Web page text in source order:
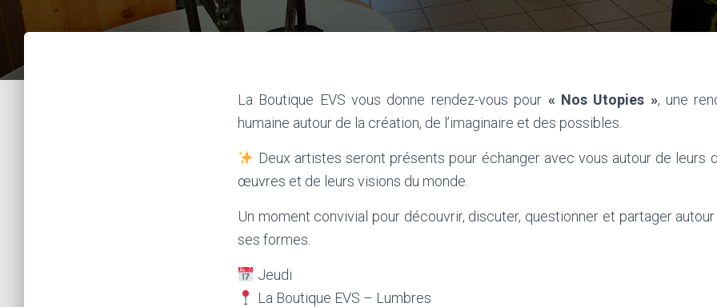
La Boutique EVS vous donne rendez-vous pour « Nos Utopies », une
humaine autour de la création, de l’imaginaire et des possibles.
Deux artistes seront présents pour échanger avec vous autour de leurs
œuvres et de leurs visions du monde.
Un moment convivial pour découvrir, discuter, questionner et partager
ses formes.
Jeudi
La Boutique EVS – Lumbres